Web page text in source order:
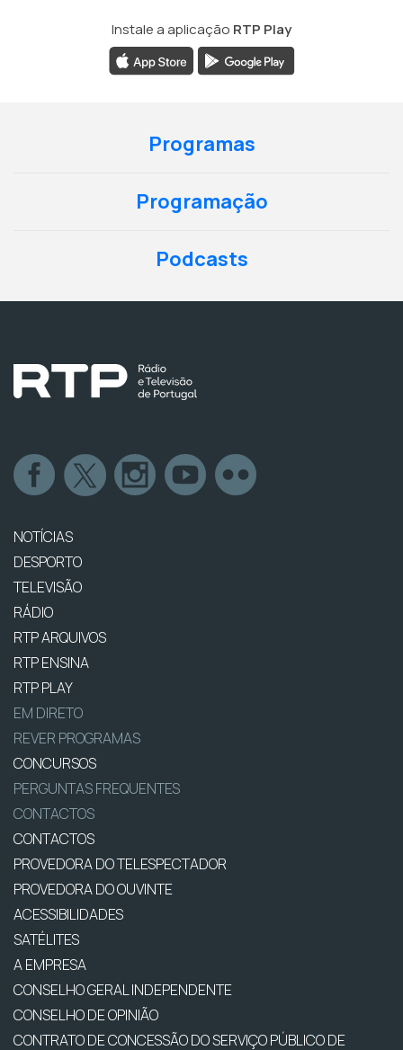
Instale a aplicação RTP Play
Programas
Programação
Podcasts
NOTÍCIAS
DESPORTO
TELEVISÃO
RÁDIO
RTP ARQUIVOS
RTP ENSINA
RTP PLAY
EM DIRETO
REVER PROGRAMAS
CONCURSOS
PERGUNTAS FREQUENTES
CONTACTOS
CONTACTOS
PROVEDORA DO TELESPECTADOR
PROVEDORA DO OUVINTE
ACESSIBILIDADES
SATÉLITES
A EMPRESA
CONSELHO GERAL INDEPENDENTE
CONSELHO DE OPINIÃO
CONTRATO DE CONCESSÃO DO SERVIÇO PÚBLICO DE